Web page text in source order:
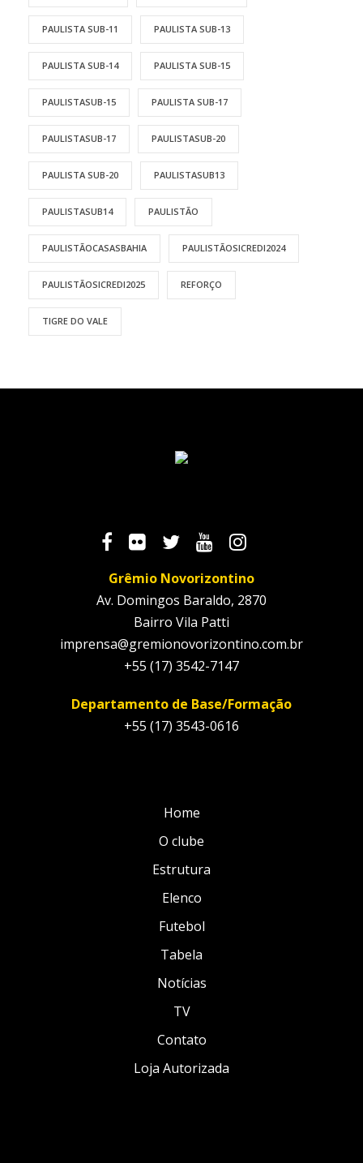
PAULISTA SUB-11 PAULISTA SUB-13
PAULISTA SUB-14 PAULISTA SUB-15
PAULISTASUB-15 PAULISTA SUB-17
PAULISTASUB-17 PAULISTASUB-20
PAULISTA SUB-20 PAULISTASUB13
PAULISTASUB14 PAULISTÃO
PAULISTÃOCASASBAHIA PAULISTÃOSICREDI2024
PAULISTÃOSICREDI2025 REFORÇO
TIGRE DO VALE
Grêmio Novorizontino
Av. Domingos Baraldo, 2870
Bairro Vila Patti
imprensa@gremionovorizontino.com.br
+55 (17) 3542-7147
Departamento de Base/Formação
+55 (17) 3543-0616
Home
O clube
Estrutura
Elenco
Futebol
Tabela
Notícias
TV
Contato
Loja Autorizada